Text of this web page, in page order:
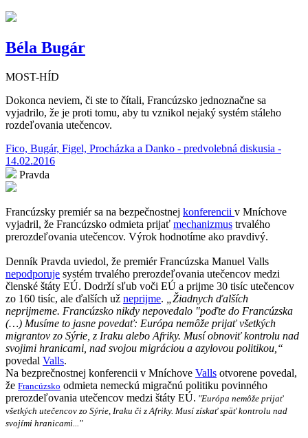
Béla Bugár
MOST-HÍD
Dokonca neviem, či ste to čítali, Francúzsko jednoznačne sa
vyjadrilo, že je proti tomu, aby tu vznikol nejaký systém stáleho
rozdeľovania utečencov.
Fico, Bugár, Figel, Procházka a Danko - predvolebná diskusia -
14.02.2016
Pravda
Francúzsky premiér sa na bezpečnostnej konferencii v Mníchove
vyjadril, že Francúzsko odmieta prijať mechanizmus trvalého
prerozdeľovania utečencov. Výrok hodnotíme ako pravdivý.
Denník Pravda uviedol, že premiér Francúzska Manuel Valls
nepodporuje systém trvalého prerozdeľovania utečencov medzi
členské štáty EÚ. Dodrží sľub voči EÚ a prijme 30 tisíc utečencov
zo 160 tisíc, ale ďalších už neprijme.
„Žiadnych ďalších
neprijmeme. Francúzsko nikdy nepovedalo "poďte do Francúzska
(…) Musíme to jasne povedať: Európa nemôže prijať všetkých
migrantov zo Sýrie, z Iraku alebo Afriky. Musí obnoviť kontrolu nad
svojimi hranicami, nad svojou migráciou a azylovou politikou,“
povedal Valls.
Na bezprečnostnej konferencii v Mníchove Valls otvorene povedal,
že Francúzsko odmieta nemeckú migračnú politiku povinného
prerozdeľovania utečencov medzi štáty EÚ. "Európa nemôže prijať
všetkých utečencov zo Sýrie, Iraku či z Afriky. Musí získať späť kontrolu nad
svojími hranicami..."